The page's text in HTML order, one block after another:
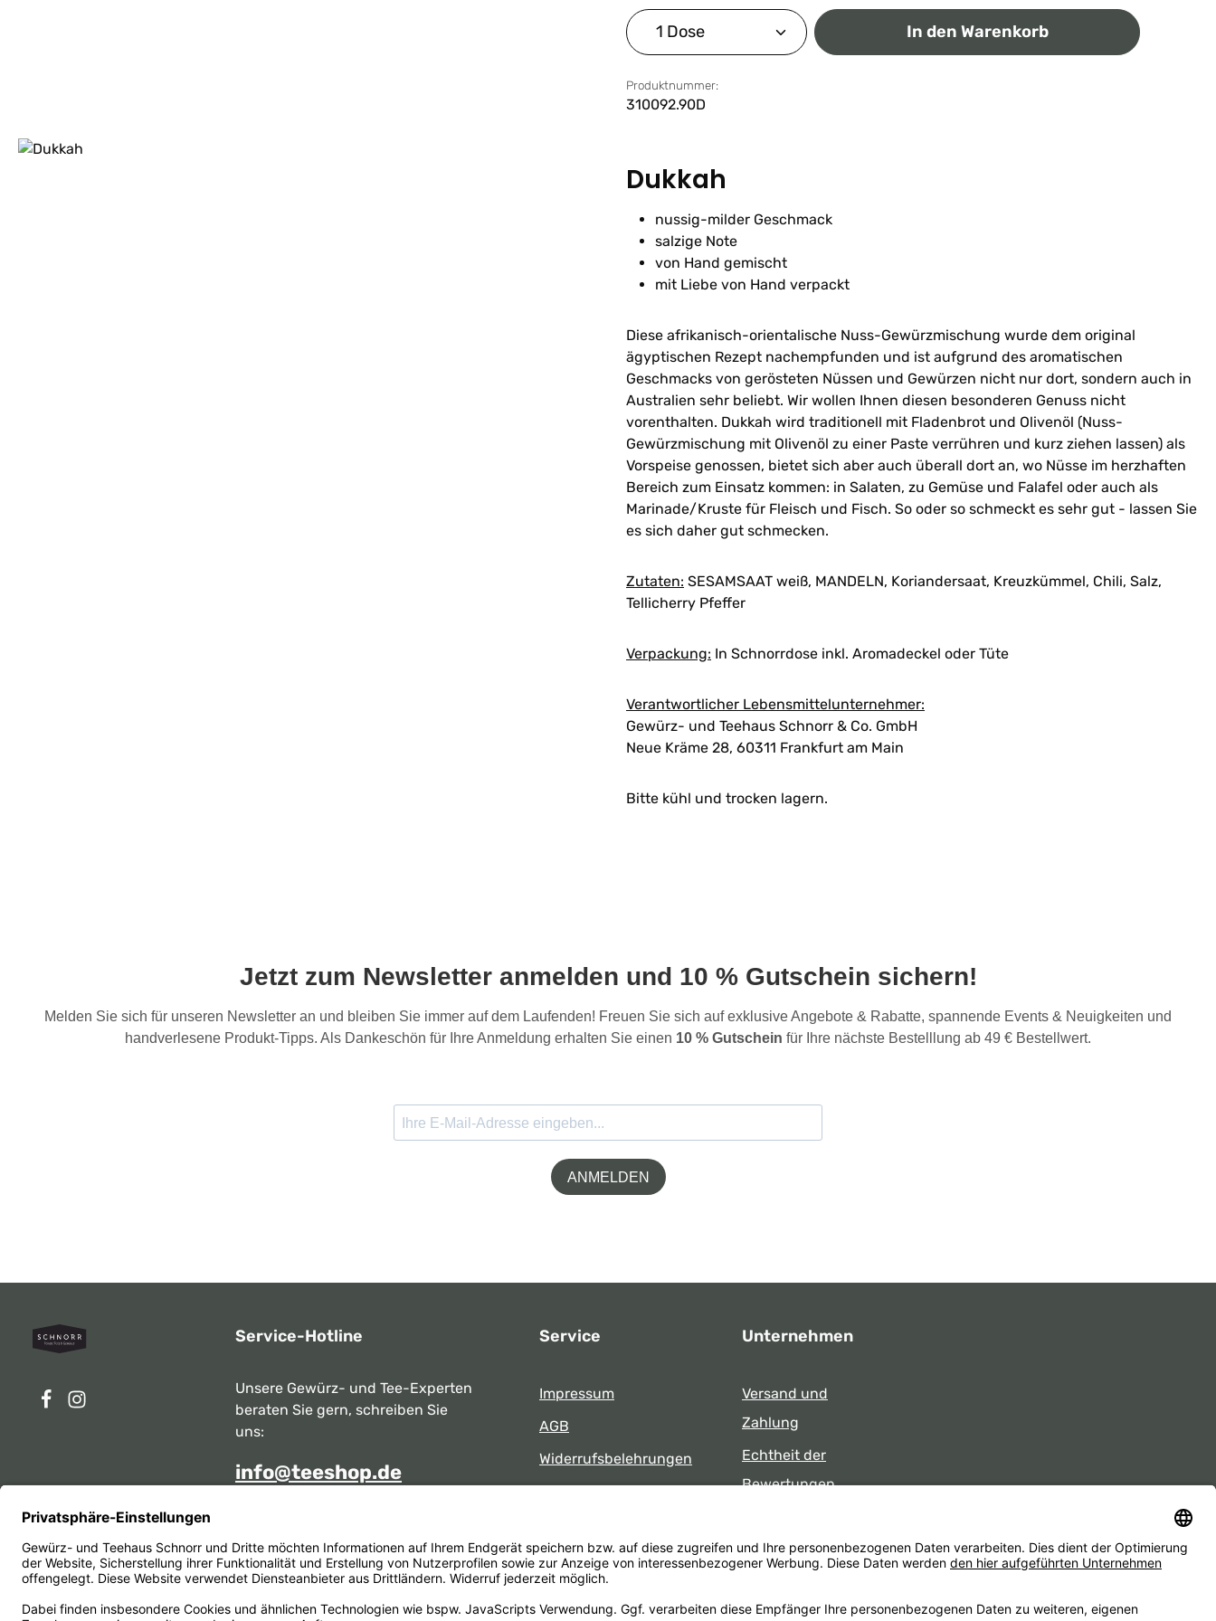
Produkt Anzahl: Gib den gewünschten Wert ein oder
In den Warenkorb
Produktnummer:
310092.90D
Dukkah
nussig-milder Geschmack
salzige Note
von Hand gemischt
mit Liebe von Hand verpackt
Diese afrikanisch-orientalische Nuss-Gewürzmischung wurde dem original
ägyptischen Rezept nachempfunden und ist aufgrund des aromatischen
Geschmacks von gerösteten Nüssen und Gewürzen nicht nur dort, sondern auch in
Australien sehr beliebt. Wir wollen Ihnen diesen besonderen Genuss nicht
vorenthalten. Dukkah wird traditionell mit Fladenbrot und Olivenöl (Nuss-
Gewürzmischung mit Olivenöl zu einer Paste verrühren und kurz ziehen lassen) als
Vorspeise genossen, bietet sich aber auch überall dort an, wo Nüsse im herzhaften
Bereich zum Einsatz kommen: in Salaten, zu Gemüse und Falafel oder auch als
Marinade/Kruste für Fleisch und Fisch. So oder so schmeckt es sehr gut - lassen Sie
es sich daher gut schmecken.
Zutaten: SESAMSAAT weiß, MANDELN, Koriandersaat, Kreuzkümmel, Chili, Salz,
Tellicherry Pfeffer
Verpackung: In Schnorrdose inkl. Aromadeckel oder Tüte
Verantwortlicher Lebensmittelunternehmer:
Gewürz- und Teehaus Schnorr & Co. GmbH
Neue Kräme 28, 60311 Frankfurt am Main
Bitte kühl und trocken lagern.
Jetzt zum Newsletter anmelden und 10 % Gutschein sichern!
Melden Sie sich für unseren Newsletter an und bleiben Sie immer auf dem Laufenden! Freuen Sie sich auf exklusive Angebote & Rabatte, spannende Events & Neuigkeiten und
handverlesene Produkt-Tipps. Als Dankeschön für Ihre Anmeldung erhalten Sie einen 10 % Gutschein für Ihre nächste Bestelllung ab 49 € Bestellwert.
ANMELDEN
Service-Hotline
Unsere Gewürz- und Tee-Experten
beraten Sie gern, schreiben Sie
uns:
info@teeshop.de
Mo - Sa zwischen 10:00 - 17:00 Uhr
unter:
Service
Impressum
AGB
Widerrufsbelehrungen
Datenschutz
Unternehmen
Versand und
Zahlung
Echtheit der
Bewertungen
Laden